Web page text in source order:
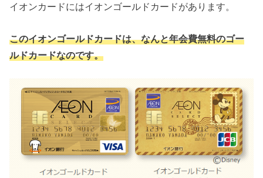
イオンカードにはイオンゴールドカードがあります。
このイオンゴールドカードは、なんと年会費無料のゴー
ルドカードなのです。